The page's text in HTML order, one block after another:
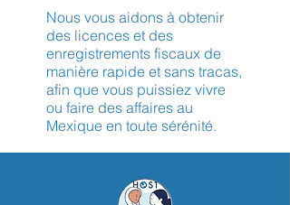
Nous vous aidons à obtenir
des licences et des
enregistrements fiscaux de
manière rapide et sans tracas,
afin que vous puissiez vivre
ou faire des affaires au
Mexique en toute sérénité.